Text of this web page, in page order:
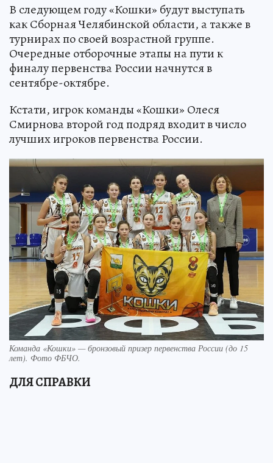
В следующем году «Кошки» будут выступать
как Сборная Челябинской области, а также в
турнирах по своей возрастной группе.
Очередные отборочные этапы на пути к
финалу первенства России начнутся в
сентябре-октябре.
Кстати, игрок команды «Кошки» Олеся
Смирнова второй год подряд входит в число
лучших игроков первенства России.
Команда «Кошки» — бронзовый призер первенства России (до 15
лет). Фото ФБЧО.
ДЛЯ СПРАВКИ